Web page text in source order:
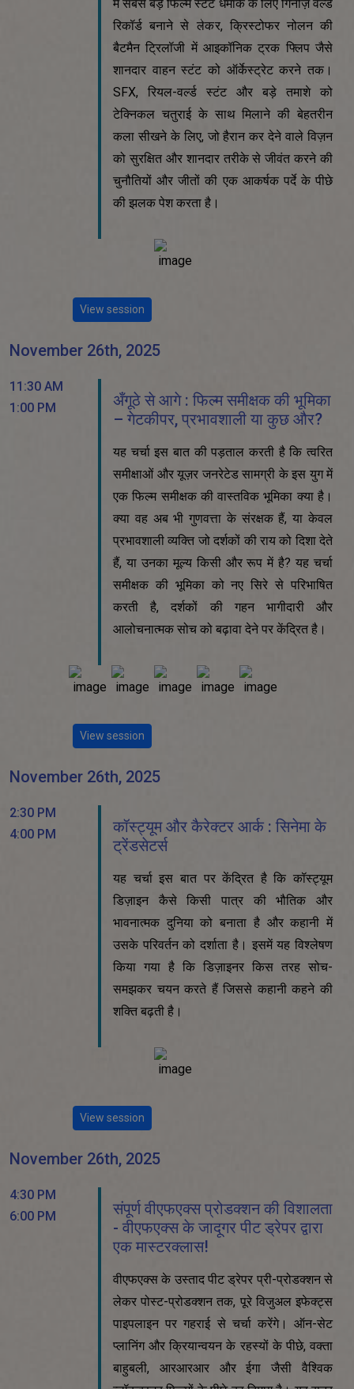
में सबसे बड़े फिल्म स्टंट धमाके के लिए गिनीज़ वर्ल्ड
रिकॉर्ड बनाने से लेकर, क्रिस्टोफर नोलन की
बैटमैन ट्रिलॉजी में आइकॉनिक ट्रक फ्लिप जैसे
शानदार वाहन स्टंट को ऑर्केस्ट्रेट करने तक।
SFX, रियल-वर्ल्ड स्टंट और बड़े तमाशे को
टेक्निकल चतुराई के साथ मिलाने की बेहतरीन
कला सीखने के लिए, जो हैरान कर देने वाले विज़न
को सुरक्षित और शानदार तरीके से जीवंत करने की
चुनौतियों और जीतों की एक आकर्षक पर्दे के पीछे
की झलक पेश करता है।
View session
November 26th, 2025
11:30 AM
1:00 PM
अँगूठे से आगे : फिल्म समीक्षक की भूमिका
– गेटकीपर, प्रभावशाली या कुछ और?
यह चर्चा इस बात की पड़ताल करती है कि त्वरित
समीक्षाओं और यूज़र जनरेटेड सामग्री के इस युग में
एक फिल्म समीक्षक की वास्तविक भूमिका क्या है।
क्या वह अब भी गुणवत्ता के संरक्षक हैं, या केवल
प्रभावशाली व्यक्ति जो दर्शकों की राय को दिशा देते
हैं, या उनका मूल्य किसी और रूप में है? यह चर्चा
समीक्षक की भूमिका को नए सिरे से परिभाषित
करती है, दर्शकों की गहन भागीदारी और
आलोचनात्मक सोच को बढ़ावा देने पर केंद्रित है।
View session
November 26th, 2025
2:30 PM
4:00 PM
कॉस्ट्यूम और कैरेक्टर आर्क : सिनेमा के
ट्रेंडसेटर्स
यह चर्चा इस बात पर केंद्रित है कि कॉस्ट्यूम
डिज़ाइन कैसे किसी पात्र की भौतिक और
भावनात्मक दुनिया को बनाता है और कहानी में
उसके परिवर्तन को दर्शाता है। इसमें यह विश्लेषण
किया गया है कि डिज़ाइनर किस तरह सोच-
समझकर चयन करते हैं जिससे कहानी कहने की
शक्ति बढ़ती है।
View session
November 26th, 2025
4:30 PM
6:00 PM
संपूर्ण वीएफएक्स प्रोडक्शन की विशालता
- वीएफएक्स के जादूगर पीट ड्रेपर द्वारा
एक मास्टरक्लास!
वीएफएक्स के उस्ताद पीट ड्रेपर प्री-प्रोडक्शन से
लेकर पोस्ट-प्रोडक्शन तक, पूरे विजुअल इफेक्ट्स
पाइपलाइन पर गहराई से चर्चा करेंगे। ऑन-सेट
प्लानिंग और क्रियान्वयन के रहस्यों के पीछे, वक्ता
बाहुबली, आरआरआर और ईगा जैसी वैश्विक